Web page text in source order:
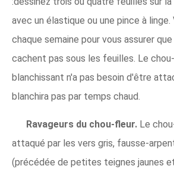
avec un élastique ou une pince à
chaque semaine pour vous assurer
cachent pas sous les feuilles. Le
blanchissant n'a pas besoin d'être
blanchira pas par temps chaud.
Ravageurs du chou-fleur. Le
attaqué par les vers gris, fausse-
(précédée de petites teignes jaunes